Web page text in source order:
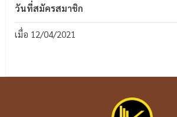
วันที่สมัครสมาชิก
เมื่อ 12/04/2021